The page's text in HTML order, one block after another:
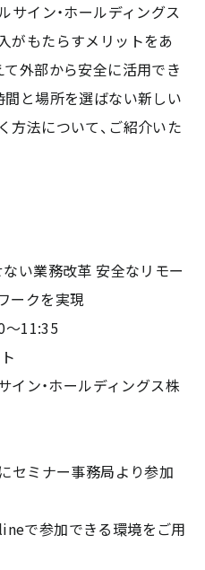
サイン・ホールディングス
がもたらすメリットをあ
て外部から安全に活用でき
間と場所を選ばない新しい
方法について、ご紹介いた
い業務改革 安全なリモー
ークを実現
11:35
ン・ホールディングス株
セミナー事務局より参加
で参加できる環境をご用